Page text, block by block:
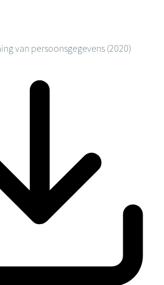
van persoonsgegevens (2020)